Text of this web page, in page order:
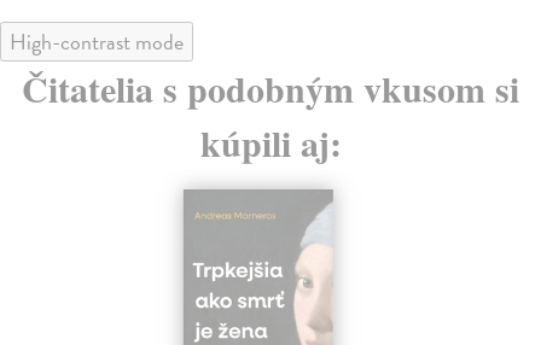
High-contrast mode
Čitatelia s podobným vkusom si
kúpili aj: